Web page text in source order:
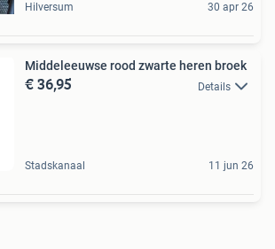
Hilversum 30 apr 26
Middeleeuwse rood zwarte heren broek
€ 36,95 Details
Stadskanaal 11 jun 26